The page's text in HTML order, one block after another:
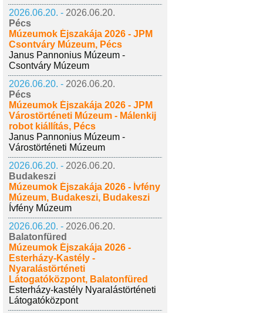
2026.06.20. - 2026.06.20.
Pécs
Múzeumok Éjszakája 2026 - JPM
Csontváry Múzeum, Pécs
Janus Pannonius Múzeum -
Csontváry Múzeum
2026.06.20. - 2026.06.20.
Pécs
Múzeumok Éjszakája 2026 - JPM
Várostörténeti Múzeum - Málenkij
robot kiállítás, Pécs
Janus Pannonius Múzeum -
Várostörténeti Múzeum
2026.06.20. - 2026.06.20.
Budakeszi
Múzeumok Éjszakája 2026 - Ívfény
Múzeum, Budakeszi, Budakeszi
Ívfény Múzeum
2026.06.20. - 2026.06.20.
Balatonfüred
Múzeumok Éjszakája 2026 -
Esterházy-Kastély -
Nyaralástörténeti
Látogatóközpont, Balatonfüred
Esterházy-kastély Nyaralástörténeti
Látogatóközpont